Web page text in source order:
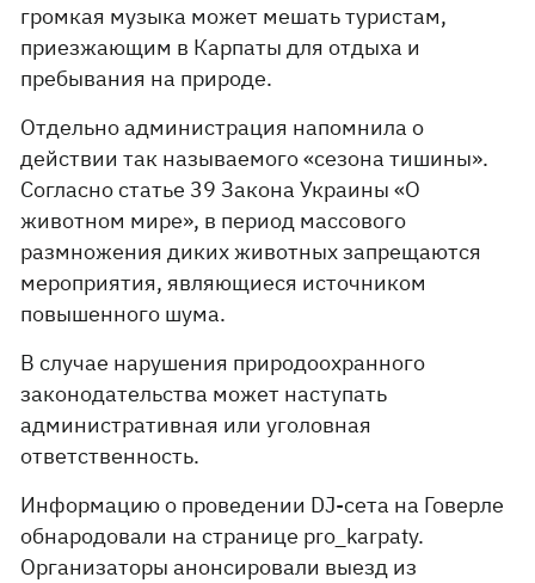
громкая музыка может мешать туристам,
приезжающим в Карпаты для отдыха и
пребывания на природе.
Отдельно администрация напомнила о
действии так называемого «сезона тишины».
Согласно статье 39 Закона Украины «О
животном мире», в период массового
размножения диких животных запрещаются
мероприятия, являющиеся источником
повышенного шума.
В случае нарушения природоохранного
законодательства может наступать
административная или уголовная
ответственность.
Информацию о проведении DJ-сета на Говерле
обнародовали на странице pro_karpaty.
Организаторы анонсировали выезд из